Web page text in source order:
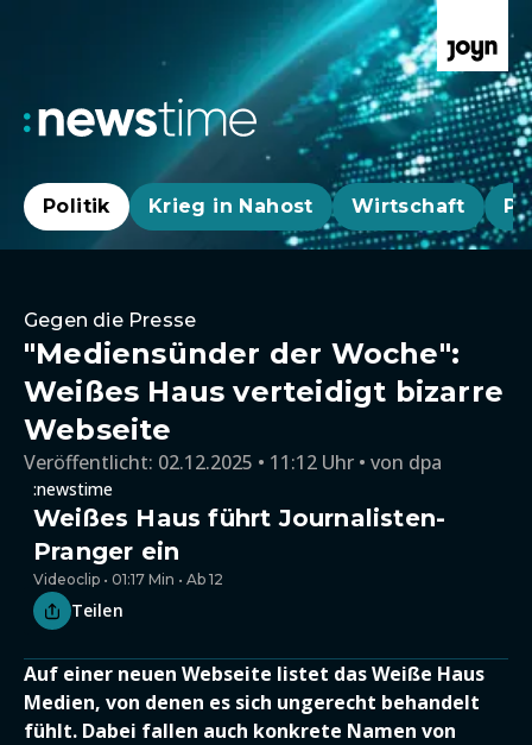
Politik Krieg in Nahost Wirtschaft
Gegen die Presse
"Mediensünder der Woche":
Weißes Haus verteidigt bizarre
Webseite
Veröffentlicht: 02.12.2025 • 11:12 Uhr von dpa
:newstime
Weißes Haus führt Journalisten-
Pranger ein
Videoclip • 01:17 Min • Ab 12
Teilen
Auf einer neuen Webseite listet das Weiße Haus
Medien, von denen es sich ungerecht behandelt
fühlt. Dabei fallen auch konkrete Namen von